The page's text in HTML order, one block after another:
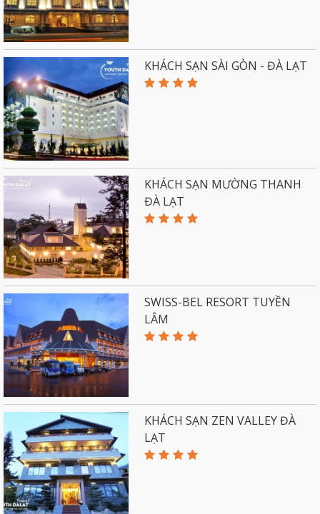
KHÁCH SẠN SÀI GÒN - ĐÀ LẠT
KHÁCH SẠN MƯỜNG THANH
ĐÀ LẠT
SWISS-BEL RESORT TUYỀN
LÂM
KHÁCH SẠN ZEN VALLEY ĐÀ
LẠT